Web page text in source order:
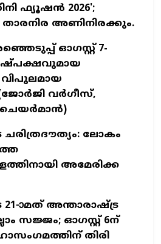
ഫ്യൂഷന്‍ 2026';
താരനിര അണിനിരക്കും.
ഓഗസ്റ്റ് 7-
വർഗീസ്,
ചെയർമാൻ)
ലോകം
അമേരിക്ക
ാമത് അന്താരാഷ്ട്ര
സജ്ജം; ഓഗസ്റ്റ് 6ന്
തിരി